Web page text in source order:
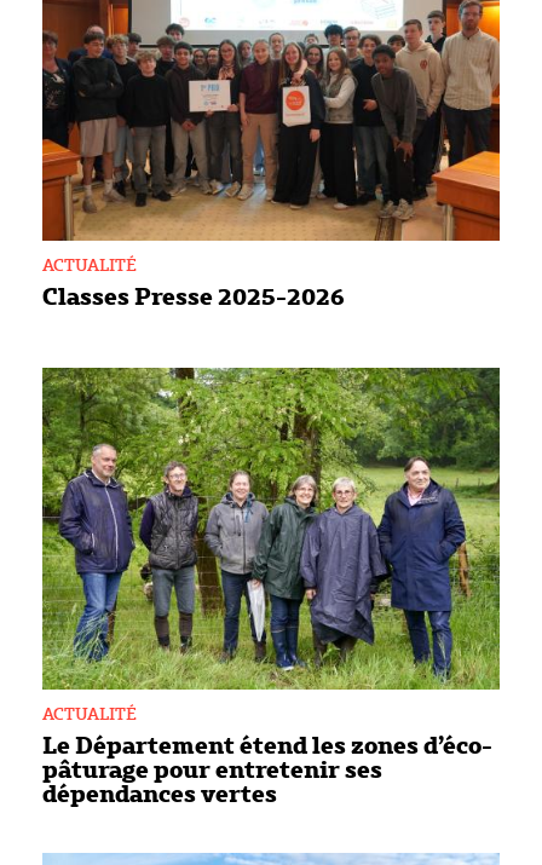
Classes Presse 2025-2026
ACTUALITÉ
Le Département étend les zones d’éco-
pâturage pour entretenir ses
dépendances vertes
ACTUALITÉ